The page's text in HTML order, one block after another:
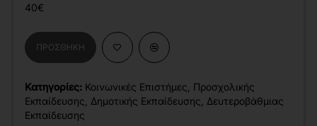
40€
ΠΡΟΣΘΉΚΗ
Κατηγορίες: Κοινωνικές Επιστήμες Προσχολικής
Εκπαίδευσης Δημοτικής Εκπαίδευσης Δευτεροβάθμιας
Εκπαίδευσης